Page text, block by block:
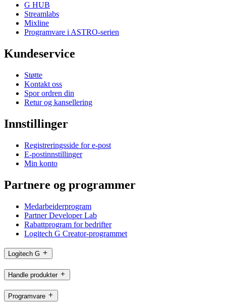
G HUB
Streamlabs
Mixline
Programvare i ASTRO-serien
Kundeservice
Støtte
Kontakt oss
Spor ordren din
Retur og kansellering
Innstillinger
Registreringsside for e-post
E-postinnstillinger
Min konto
Partnere og programmer
Medarbeiderprogram
Partner Developer Lab
Rabattprogram for bedrifter
Logitech G Creator-programmet
Logitech G
Handle produkter
Programvare